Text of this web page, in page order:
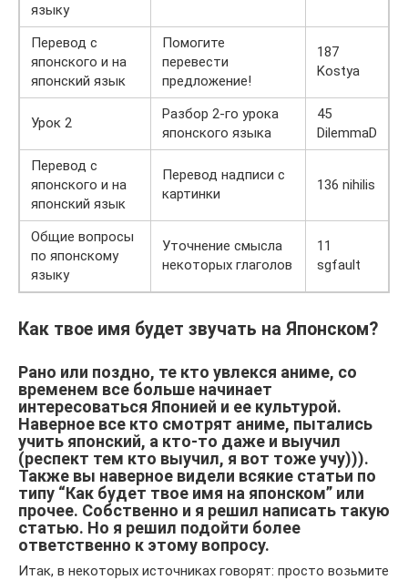
языку
Перевод с
японского и на
японский язык
Помогите
перевести
предложение!
187
Kostya
Урок 2
Разбор 2-го урока
японского языка
45
DilemmaD
Перевод с
японского и на
японский язык
Перевод надписи с
картинки
136 nihilis
Общие вопросы
по японскому
языку
Уточнение смысла
некоторых глаголов
11
sgfault
Как твое имя будет звучать на Японском?
Рано или поздно, те кто увлекся аниме, со
временем все больше начинает
интересоваться Японией и ее культурой.
Наверное все кто смотрят аниме, пытались
учить японский, а кто-то даже и выучил
(респект тем кто выучил, я вот тоже учу))).
Также вы наверное видели всякие статьи по
типу “Как будет твое имя на японском” или
прочее. Собственно и я решил написать такую
статью. Но я решил подойти более
ответственно к этому вопросу.
Итак, в некоторых источниках говорят: просто возьмите